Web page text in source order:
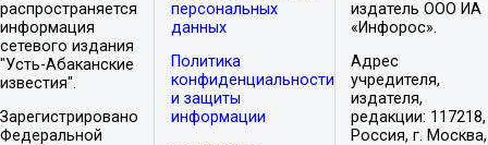
распространяется
информация
сетевого издания
"Усть-Абаканские
известия".
Зарегистрировано
Федеральной
персональных
данных
Политика
конфиденциальности
и защиты
информации
издатель ООО ИА
«Инфорос».
Адрес
учредителя,
издателя,
редакции: 117218,
Россия, г. Москва,